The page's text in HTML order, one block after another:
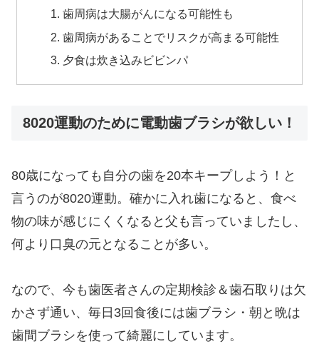
歯周病は大腸がんになる可能性も
歯周病があることでリスクが高まる可能性
夕食は炊き込みビビンパ
8020運動のために電動歯ブラシが欲しい！
80歳になっても自分の歯を20本キープしよう！と
言うのが8020運動。確かに入れ歯になると、食べ
物の味が感じにくくなると父も言っていましたし、
何より口臭の元となることが多い。
なので、今も歯医者さんの定期検診＆歯石取りは欠
かさず通い、毎日3回食後には歯ブラシ・朝と晩は
歯間ブラシを使って綺麗にしています。